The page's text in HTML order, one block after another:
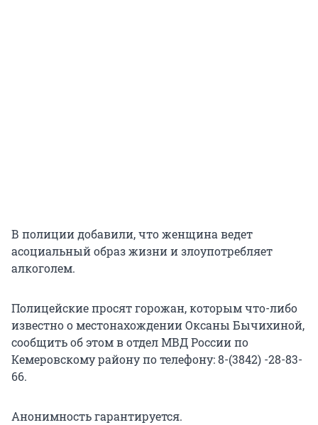
В полиции добавили, что женщина ведет
асоциальный образ жизни и злоупотребляет
алкоголем.
Полицейские просят горожан, которым что-либо
известно о местонахождении Оксаны Бычихиной,
сообщить об этом в отдел МВД России по
Кемеровскому району по телефону: 8-(3842) -28-83-
66.
Анонимность гарантируется.